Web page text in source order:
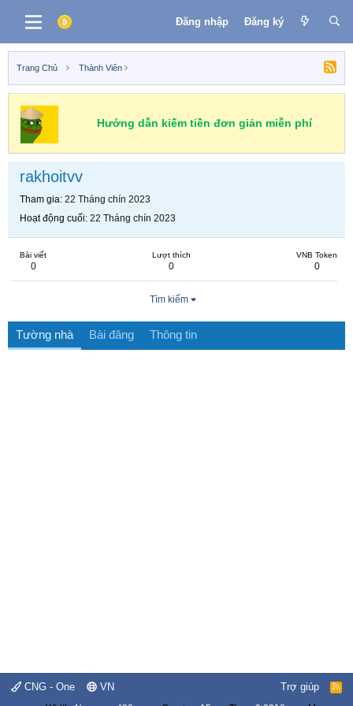
Đăng nhập Đăng ký
Trang Chủ Thành Viên
Hướng dẫn kiếm tiền đơn giản miễn phí
rakhoitvv
Tham gia 22 Tháng chín 2023
Hoạt động cuối 22 Tháng chín 2023
Bài viết
0
Lượt thích
0
VNB Token
0
Tìm kiếm
Tường nhà Bài đăng Thông tin
CNG - One VN Trợ giúp
R